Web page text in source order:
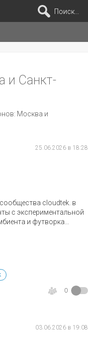
Поиск...
и Санкт-
Москва и
25.06.2026 в 18:28
cloudtek. в
с экспериментальной
и футворка...
0
03.06.2026 в 19:08